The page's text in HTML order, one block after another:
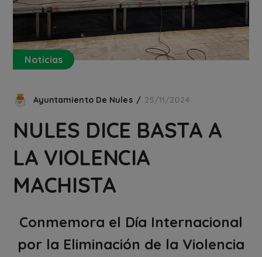
Noticias
Ayuntamiento De Nules 25/11/2024
NULES DICE BASTA A
LA VIOLENCIA
MACHISTA
Conmemora el Día Internacional
por la Eliminación de la Violencia